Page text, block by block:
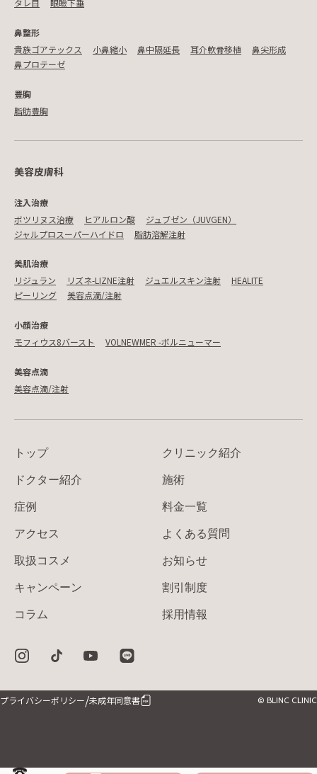
タレ目
眼瞼下垂
鼻整形
貴族ゴアテックス
小鼻縮小 鼻中隔延長 耳介軟骨移植
鼻尖形成
鼻プロテーゼ
豊胸
脂肪豊胸
美容皮膚科
注入治療
ボツリヌス治療
ヒアルロン酸
ジュブゼン（JUVGEN）
ジャルプロスーパーハイドロ
脂肪溶解注射
美肌治療
リジュラン
リズネ-LIZNE注射 ジュエルスキン注射
HEALITE
ピーリング
美容点滴/注射
小顔治療
モフィウス8バースト
VOLNEWMER -ボルニューマー
美容点滴
美容点滴/注射
トップ
クリニック紹介
ドクター紹介
施術
症例
料金一覧
アクセス
よくある質問
取扱コスメ
お知らせ
キャンペーン
割引制度
コラム
採用情報
プライバシーポリシー/未成年同意書 © BLINC CLINIC